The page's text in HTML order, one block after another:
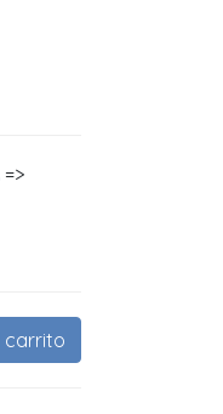
=>
carrito